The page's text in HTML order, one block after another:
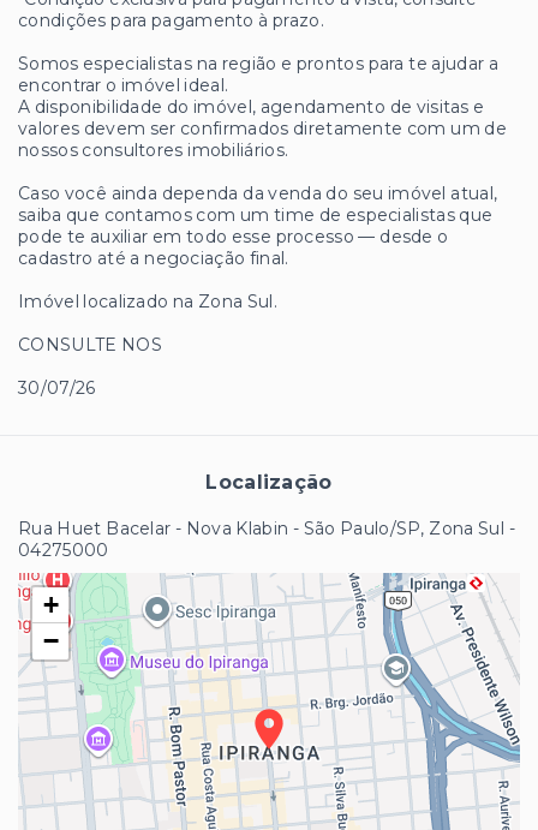
condições para pagamento à prazo.
Somos especialistas na região e prontos para te ajudar a
encontrar o imóvel ideal.
A disponibilidade do imóvel, agendamento de visitas e
valores devem ser confirmados diretamente com um de
nossos consultores imobiliários.
Caso você ainda dependa da venda do seu imóvel atual,
saiba que contamos com um time de especialistas que
pode te auxiliar em todo esse processo — desde o
cadastro até a negociação final.
Imóvel localizado na Zona Sul.
CONSULTE NOS
30/07/26
Localização
Rua Huet Bacelar - Nova Klabin - São Paulo/SP, Zona Sul -
04275000
+
−